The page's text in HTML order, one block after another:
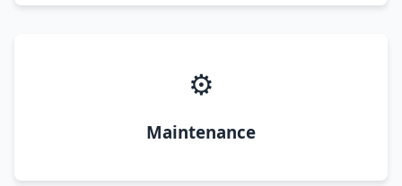
⚙️
Maintenance